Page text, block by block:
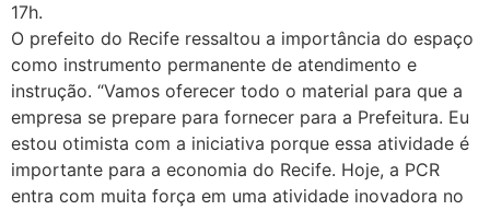
17h.
O prefeito do Recife ressaltou a importância do espaço
como instrumento permanente de atendimento e
instrução. “Vamos oferecer todo o material para que a
empresa se prepare para fornecer para a Prefeitura. Eu
estou otimista com a iniciativa porque essa atividade é
importante para a economia do Recife. Hoje, a PCR
entra com muita força em uma atividade inovadora no